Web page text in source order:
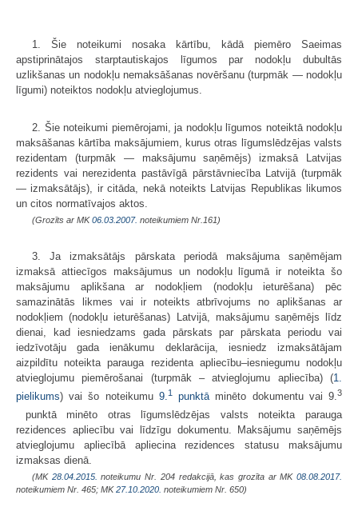
1. Šie noteikumi nosaka kārtību, kādā piemēro Saeimas
apstiprinātajos starptautiskajos līgumos par nodokļu dubultās
uzlikšanas un nodokļu nemaksāšanas novēršanu (turpmāk — nodokļu
līgumi) noteiktos nodokļu atvieglojumus.
2. Šie noteikumi piemērojami, ja nodokļu līgumos noteiktā nodokļu
maksāšanas kārtība maksājumiem, kurus otras līgumslēdzējas valsts
rezidentam (turpmāk — maksājumu saņēmējs) izmaksā Latvijas
rezidents vai nerezidenta pastāvīgā pārstāvniecība Latvijā (turpmāk
— izmaksātājs), ir citāda, nekā noteikts Latvijas Republikas likumos
un citos normatīvajos aktos.
(Grozīts ar MK06.03.2007. noteikumiem Nr.161)
3. Ja izmaksātājs pārskata periodā maksājuma saņēmējam
izmaksā attiecīgos maksājumus un nodokļu līgumā ir noteikta šo
maksājumu aplikšana ar nodokļiem (nodokļu ieturēšana) pēc
samazinātās likmes vai ir noteikts atbrīvojums no aplikšanas ar
nodokļiem (nodokļu ieturēšanas) Latvijā, maksājumu saņēmējs līdz
dienai, kad iesniedzams gada pārskats par pārskata periodu vai
iedzīvotāju gada ienākumu deklarācija, iesniedz izmaksātājam
aizpildītu noteikta parauga rezidenta apliecību–iesniegumu nodokļu
atvieglojumu piemērošanai (turpmāk – atvieglojumu apliecība) (1.
pielikums) vai šo noteikumu 9. 1punktā minēto dokumentu vai 9.3
punktā minēto otras līgumslēdzējas valsts noteikta parauga
rezidences apliecību vai līdzīgu dokumentu. Maksājumu saņēmējs
atvieglojumu apliecībā apliecina rezidences statusu maksājumu
izmaksas dienā.
(MK 28.04.2015. noteikumu Nr. 204 redakcijā, kas grozīta ar MK08.08.2017.
noteikumiem Nr. 465; MK27.10.2020. noteikumiem Nr. 650)